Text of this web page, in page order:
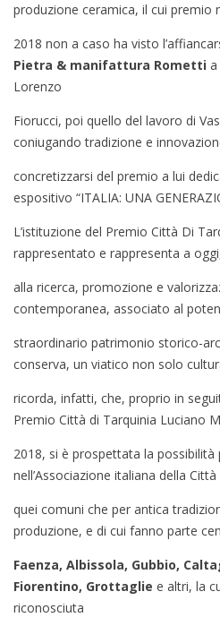
produzione ceramica, il cui premio
2018 non a caso ha visto
Pietra & manifattura Rometti
Lorenzo
Fiorucci, poi quello del lavoro di
coniugando tradizione e
concretizzarsi del premio a lui
espositivo “ITALIA: UNA
L’istituzione del Premio Città Di
rappresentato e rappresenta a
alla ricerca, promozione e
contemporanea, associato al
straordinario patrimonio storico-
conserva, un viatico non solo
ricorda, infatti, che, proprio in
Premio Città di Tarquinia Luciano
2018, si è prospettata la possibilità
nell’Associazione italiana della
quei comuni che per antica
produzione, e di cui fanno parte
Faenza, Albissola, Gubbio,
Fiorentino, Grottaglie e altri, la
riconosciuta